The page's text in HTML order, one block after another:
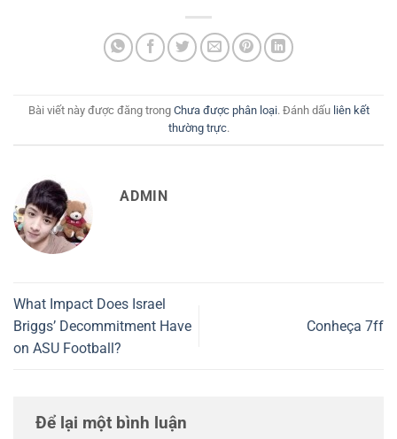
Bài viết này được đăng trong Chưa được phân loại. Đánh dấu liên kết
thường trực.
ADMIN
What Impact Does Israel
Briggs’ Decommitment Have
on ASU Football?
Conheça 7ff
Để lại một bình luận